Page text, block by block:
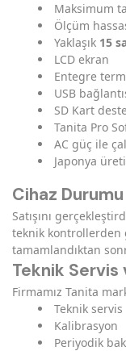
Maksimum
Ölçüm
Yaklaşık 15
LCD ekran
Entegre
USB
SD Kart
Tanita Pro
AC güç ile
Japonya
Cihaz Durumu
Satışını
teknik kontrollerden
tamamlandıktan
Teknik Servis
Firmamız Tanita
Teknik servis
Kalibrasyon
Periyodik